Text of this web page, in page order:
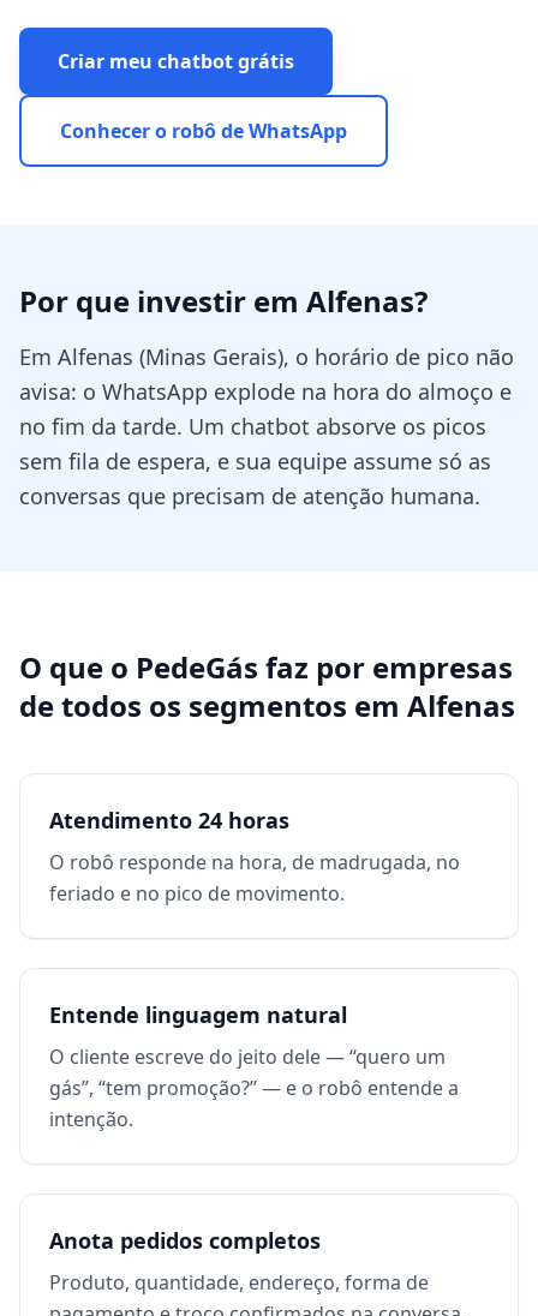
Criar meu chatbot grátis
Conhecer o robô de WhatsApp
Por que investir em Alfenas?
Em Alfenas (Minas Gerais), o horário de pico não
avisa: o WhatsApp explode na hora do almoço e
no fim da tarde. Um chatbot absorve os picos
sem fila de espera, e sua equipe assume só as
conversas que precisam de atenção humana.
O que o PedeGás faz por empresas
de todos os segmentos em Alfenas
Atendimento 24 horas
O robô responde na hora, de madrugada, no
feriado e no pico de movimento.
Entende linguagem natural
O cliente escreve do jeito dele — “quero um
gás”, “tem promoção?” — e o robô entende a
intenção.
Anota pedidos completos
Produto, quantidade, endereço, forma de